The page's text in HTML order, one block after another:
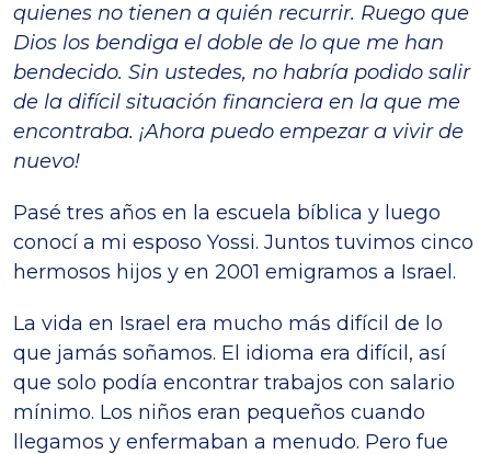
quienes no tienen a quién recurrir. Ruego que
Dios los bendiga el doble de lo que me han
bendecido. Sin ustedes, no habría podido salir
de la difícil situación financiera en la que me
encontraba. ¡Ahora puedo empezar a vivir de
nuevo!
Pasé tres años en la escuela bíblica y luego
conocí a mi esposo Yossi. Juntos tuvimos cinco
hermosos hijos y en 2001 emigramos a Israel.
La vida en Israel era mucho más difícil de lo
que jamás soñamos. El idioma era difícil, así
que solo podía encontrar trabajos con salario
mínimo. Los niños eran pequeños cuando
llegamos y enfermaban a menudo. Pero fue